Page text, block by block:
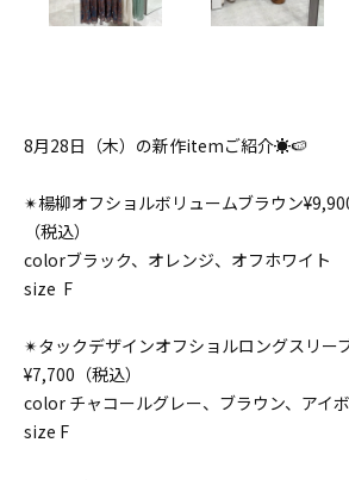
8月28日（木）の新作itemご紹介☀️🍉
✴︎楊柳オフショルボリュームブラウン
（税込）
colorブラック、オレンジ、オフホワイト
size F
✴︎タックデザインオフショルロングスリー
¥7,700（税込）
color チャコールグレー、ブラウン、アイ
size F